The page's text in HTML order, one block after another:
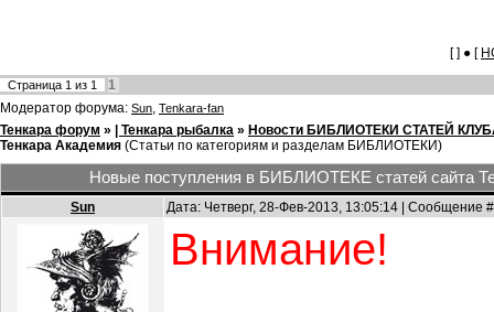
[ ] ● [
Страница 1 из 1
1
Модератор форума: Sun, Tenkara-fan
Тенкара форум » | Тенкара рыбалка » Новости БИБЛИОТЕКИ СТАТЕЙ
Тенкара Академия (Статьи по категориям и разделам БИБЛИОТЕКИ)
Новые поступления в БИБЛИОТЕКЕ статей сайта
Sun Дата: Четверг, 28-Фев-2013, 13:05:14 | Сообщение
Внимание!